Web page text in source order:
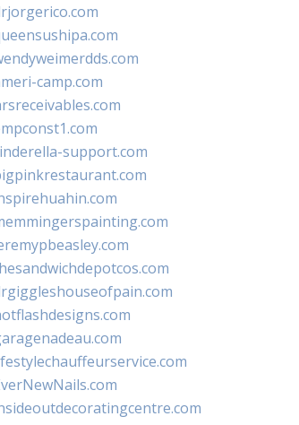
camp.com
support.com